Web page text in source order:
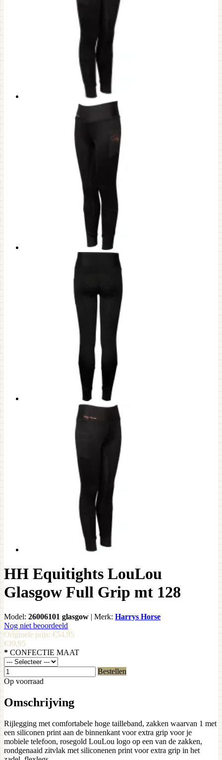
HH Equitights LouLou
Glasgow Full Grip mt 128
Model: 26006101 glasgow | Merk: Harrys Horse
Nog niet beoordeeld
Originele prijs: €54,95
€39,95
* CONFECTIE MAAT
Bestellen
Op voorraad
Omschrijving
Rijlegging met comfortabele hoge tailleband, zakken waarvan 1 met
een siliconen print aan de binnenkant voor extra grip voor je
mobiele telefoon, rosegold LouLou logo op een van de zakken,
rondgenaaid zitvlak met siliconenen print voor extra grip in het